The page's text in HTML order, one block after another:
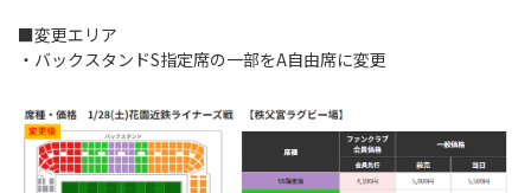
■変更エリア
・バックスタンドS指定席の一部をA自由席に変更